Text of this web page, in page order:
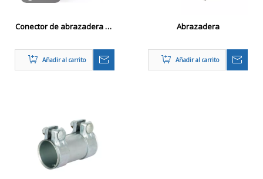
Conector de abrazadera de
de alta resistencia
Añadir al carrito
Abrazadera
Añadir al carrito